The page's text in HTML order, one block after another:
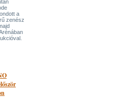
a
zenész